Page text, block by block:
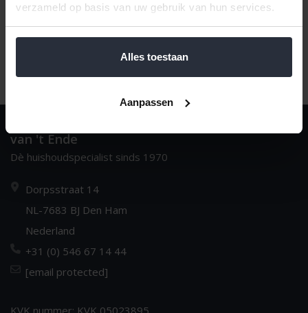
verzameld op basis van uw gebruik van hun services.
Alles toestaan
Aanpassen
van 't Ende
Dè huishoudspecialist sinds 1970
Dorpsstraat 14
NL-7683 BJ Den Ham
Nederland
+31 (0) 546 67 14 44
[email protected]